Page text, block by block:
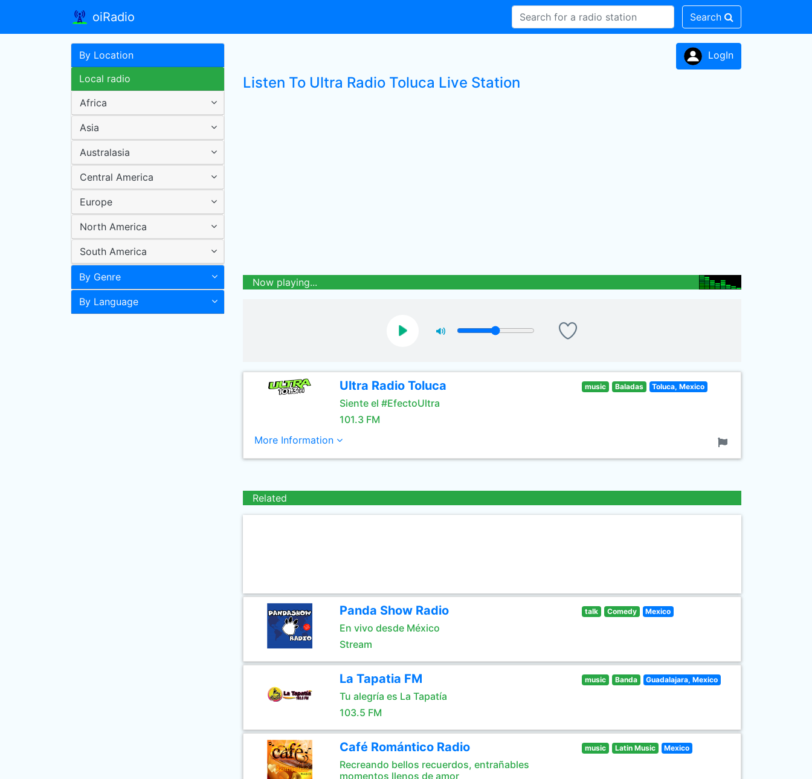
oiRadio Search
By Location
Local radio
Africa
Asia
Australasia
Central America
Europe
North America
South America
By Genre
By Language
LogIn
Listen To Ultra Radio Toluca Live Station
Now playing...
Ultra Radio Toluca
Siente el #EfectoUltra
101.3 FM
music Baladas Toluca, Mexico
More Information
Related
Panda Show Radio
En vivo desde México
Stream
talk Comedy Mexico
La Tapatia FM
Tu alegría es La Tapatía
103.5 FM
music Banda Guadalajara, Mexico
Café Romántico Radio
Recreando bellos recuerdos, entrañables
momentos llenos de amor
music Latin Music Mexico